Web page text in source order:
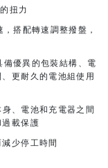
扭力
搭配轉速調整撥盤，
優異的包裝結構、電
更耐久的電池組使用
、電池和充電器之間
載保護
少停工時間